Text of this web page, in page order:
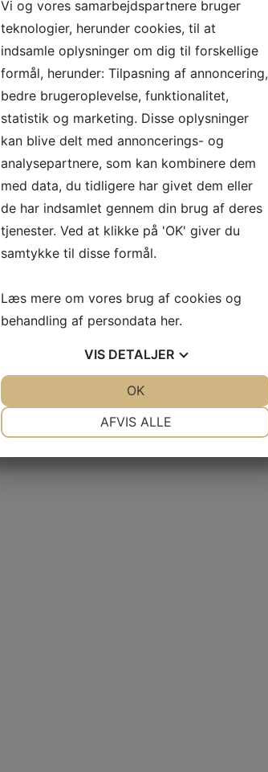
Vi og vores samarbejdspartnere bruger
teknologier, herunder cookies, til at
indsamle oplysninger om dig til forskellige
formål, herunder: Tilpasning af annoncering,
bedre brugeroplevelse, funktionalitet,
statistik og marketing. Disse oplysninger
kan blive delt med annoncerings- og
analysepartnere, som kan kombinere dem
med data, du tidligere har givet dem eller
de har indsamlet gennem din brug af deres
tjenester. Ved at klikke på 'OK' giver du
samtykke til disse formål.
Læs mere om vores brug af cookies og
behandling af persondata her.
VIS DETALJER
AFVIS ALLE
OK